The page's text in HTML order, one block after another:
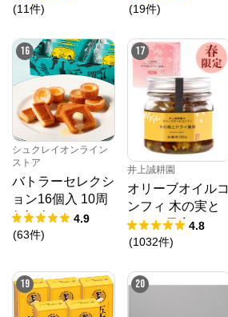
(11件)
(19件)
16
シュクレイオンライン
ストア
バトラーセレクシ
ョン16個入 10周
年記念パッケージ
4.9
(63件)
17
井上誠耕園
オリーブオイルコ
ンフィ 木の実と
ドライ果実 192g
春限定
4.8
(1032件)
19 20